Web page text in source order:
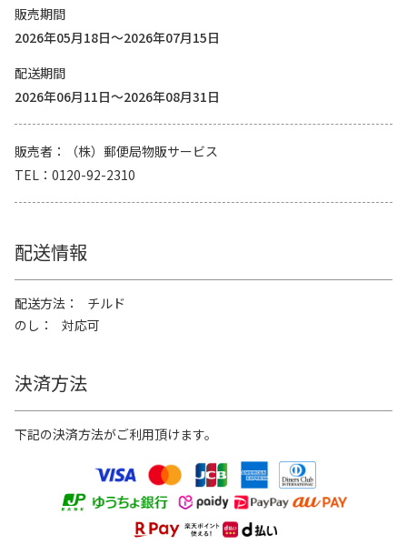
販売期間
2026年05月18日～2026年07月15日
配送期間
2026年06月11日～2026年08月31日
販売者
（株）郵便局物販サービス
TEL
0120-92-2310
配送情報
配送方法
チルド
のし
対応可
決済方法
下記の決済方法がご利用頂けます。